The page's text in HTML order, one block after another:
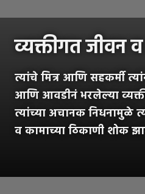
व्यक्तीगत
त्यांचे मित्र आणि सहकर्मी
आणि आवडीनं भरलेल्या
त्यांच्या अचानक निधनामुळे
व कामाच्या ठिकाणी शोक